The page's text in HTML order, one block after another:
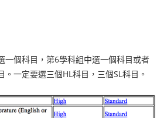
一個科目，第6學科組中選一個科目或者
一定要選三個HL科目，三個SL科目。